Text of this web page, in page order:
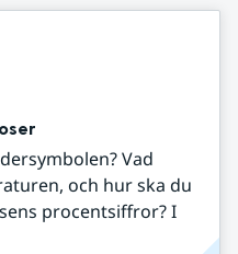
Vad
och hur ska du
procentsiffror? I